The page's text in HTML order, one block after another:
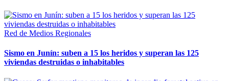
Red de Medios Regionales
Sismo en Junín: suben a 15 los heridos y superan las 125
viviendas destruidas o inhabitables